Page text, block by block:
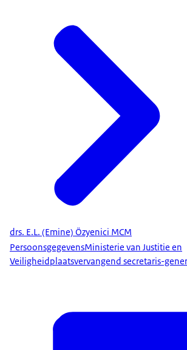
drs. E.L. (Emine) Özyenici MCM
PersoonsgegevensMinisterie van Justitie en
Veiligheidplaatsvervangend secretaris-